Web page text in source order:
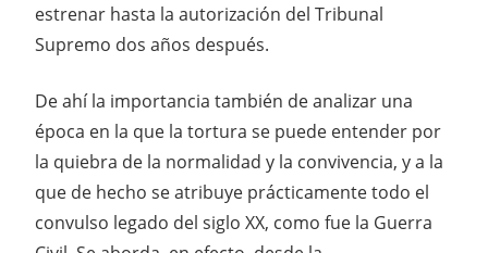
estrenar hasta la autorización del Tribunal
Supremo dos años después.
De ahí la importancia también de analizar una
época en la que la tortura se puede entender por
la quiebra de la normalidad y la convivencia, y a la
que de hecho se atribuye prácticamente todo el
convulso legado del siglo XX, como fue la Guerra